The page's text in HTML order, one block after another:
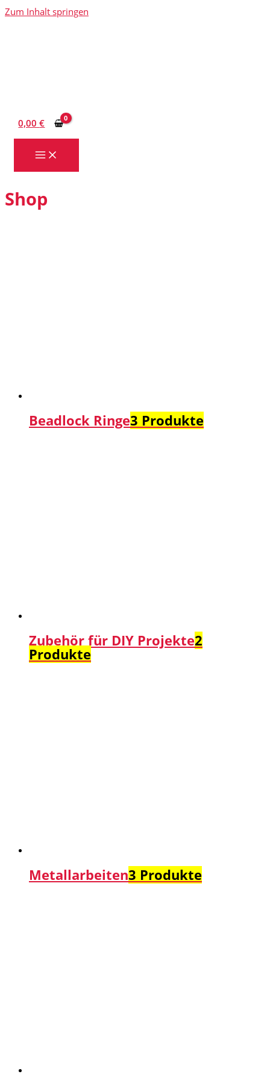
Zum Inhalt springen
0,00€
Shop
Beadlock Ringe3 Produkte
Zubehör für DIY Projekte2
Produkte
Metallarbeiten3 Produkte